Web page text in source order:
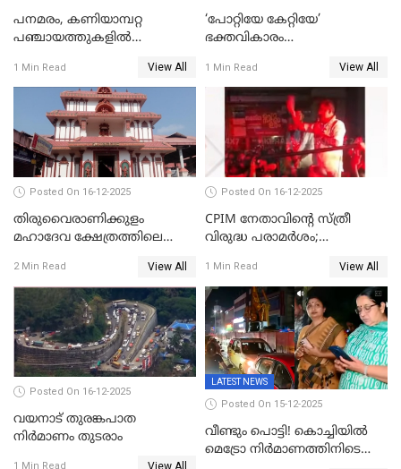
പനമരം, കണിയാമ്പറ്റ
പഞ്ചായത്തുകളിൽ
സ്ഥാപനങ്ങൾക്ക് അവധി
1 Min Read View All
‘പോറ്റിയേ കേറ്റിയേ’
ഭക്തവികാരം
ഡിജിപിക്ക് പരാതി; ശക്തമായ
നടപടി വേണമെന്നു
സിപിഐഎമ്മും
1 Min Read View All
Posted On 16-12-2025
തിരുവൈരാണിക്കുളം
മഹാദേവ ക്ഷേത്രത്തിലെ
ജനുവരി 2 ന് തുടക്കമാകും
2 Min Read View All
Posted On 16-12-2025
CPIM നേതാവിൻ്റെ സ്ത്രീ
വിരുദ്ധ പരാമർശം;
1 Min Read View All
Posted On 16-12-2025
വയനാട് തുരങ്കപാത
നിർമാണം തുടരാം
1 Min Read View All
LATEST NEWS
Posted On 15-12-2025
വീണ്ടും പൊട്ടി! കൊച്ചിയിൽ
മെട്രോ നിർമാണത്തിനിടെ